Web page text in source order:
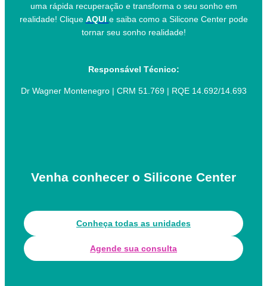
uma rápida recuperação e transforma o seu sonho em
realidade! Clique AQUI e saiba como a Silicone Center pode
tornar seu sonho realidade!
Responsável Técnico:
Dr Wagner Montenegro | CRM 51.769 | RQE 14.692/14.693
Venha conhecer o Silicone Center
Conheça todas as unidades
Agende sua consulta